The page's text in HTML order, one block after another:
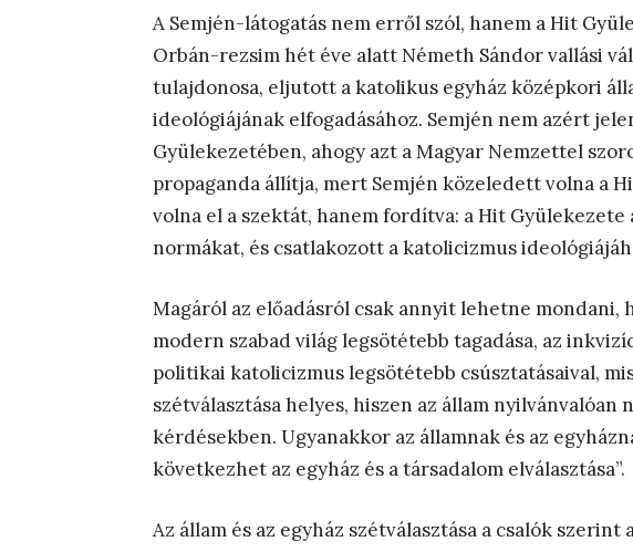
A Semjén-látogatás nem erről szól, hanem a Hit
Orbán-rezsim hét éve alatt Németh Sándor vallási
tulajdonosa, eljutott a katolikus egyház középkori
ideológiájának elfogadásához. Semjén nem azért
Gyülekezetében, ahogy azt a Magyar Nemzettel
propaganda állítja, mert Semjén közeledett volna a
volna el a szektát, hanem fordítva: a Hit
normákat, és csatlakozott a katolicizmus
Magáról az előadásról csak annyit lehetne mondani,
modern szabad világ legsötétebb tagadása, az
politikai katolicizmus legsötétebb csúsztatásaival,
szétválasztása helyes, hiszen az állam nyilvánvalóan
kérdésekben. Ugyanakkor az államnak és az
következhet az egyház és a társadalom elválasztása”.
Az állam és az egyház szétválasztása a csalók